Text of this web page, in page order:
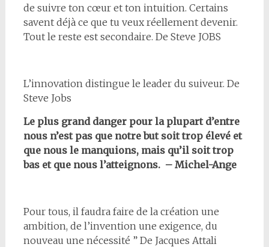
de suivre ton cœur et ton intuition. Certains
savent déjà ce que tu veux réellement devenir.
Tout le reste est secondaire. De Steve JOBS
L’innovation distingue le leader du suiveur. De
Steve Jobs
Le plus grand danger pour la plupart d’entre
nous n’est pas que notre but soit trop élevé et
que nous le manquions, mais qu’il soit trop
bas et que nous l’atteignons. – Michel-Ange
Pour tous, il faudra faire de la création une
ambition, de l’invention une exigence, du
nouveau une nécessité ” De Jacques Attali